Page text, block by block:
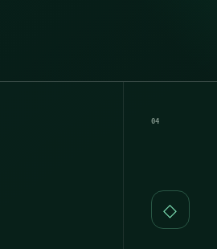
04
◇